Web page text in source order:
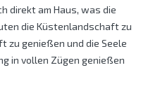
direkt am Haus, was die
die Küstenlandschaft zu
zu genießen und die Seele
in vollen Zügen genießen